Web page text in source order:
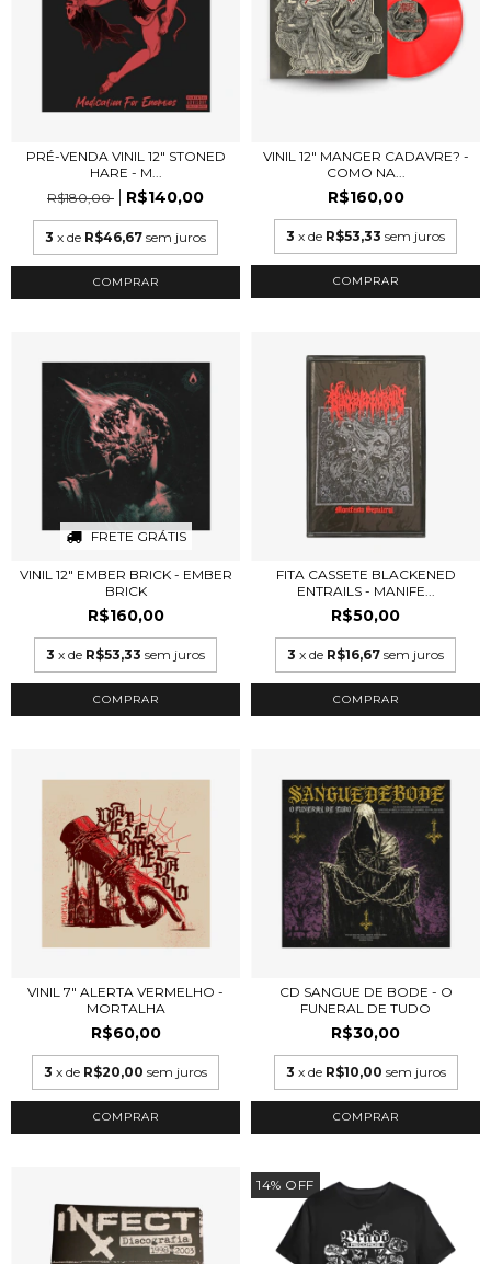
PRÉ-VENDA VINIL 12" STONED
HARE - M...
R$180,00
R$140,00
3 x de R$46,67 sem juros
VINIL 12" MANGER CADAVRE? -
COMO NA...
R$160,00
3 x de R$53,33 sem juros
FRETE GRÁTIS
VINIL 12" EMBER BRICK - EMBER
BRICK
R$160,00
3 x de R$53,33 sem juros
FITA CASSETE BLACKENED
ENTRAILS - MANIFE...
R$50,00
3 x de R$16,67 sem juros
VINIL 7" ALERTA VERMELHO -
MORTALHA
R$60,00
3 x de R$20,00 sem juros
CD SANGUE DE BODE - O
FUNERAL DE TUDO
R$30,00
3 x de R$10,00 sem juros
14% OFF